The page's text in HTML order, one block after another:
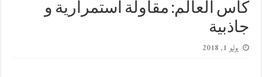
كأس العالم: مقاولة استمرارية و
جاذبية
يوليو 1, 2018